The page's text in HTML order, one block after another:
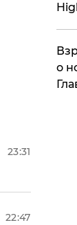
23:31
22:47
о